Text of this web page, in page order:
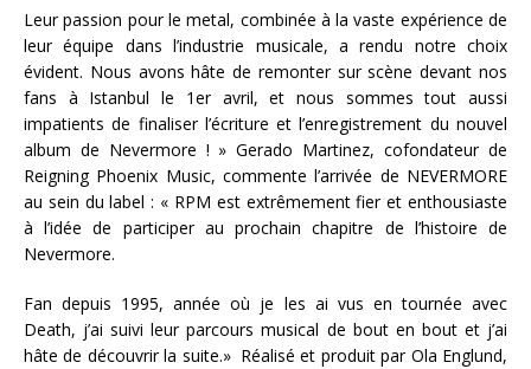
Leur passion pour le metal, combinée à la vaste expérience de
leur équipe dans l’industrie musicale, a rendu notre choix
évident. Nous avons hâte de remonter sur scène devant nos
fans à Istanbul le 1er avril, et nous sommes tout aussi
impatients de finaliser l’écriture et l’enregistrement du nouvel
album de Nevermore ! » Gerado Martinez, cofondateur de
Reigning Phoenix Music, commente l’arrivée de NEVERMORE
au sein du label : « RPM est extrêmement fier et enthousiaste
à l’idée de participer au prochain chapitre de l’histoire de
Nevermore.
Fan depuis 1995, année où je les ai vus en tournée avec
Death, j’ai suivi leur parcours musical de bout en bout et j’ai
hâte de découvrir la suite.» Réalisé et produit par Ola Englund,